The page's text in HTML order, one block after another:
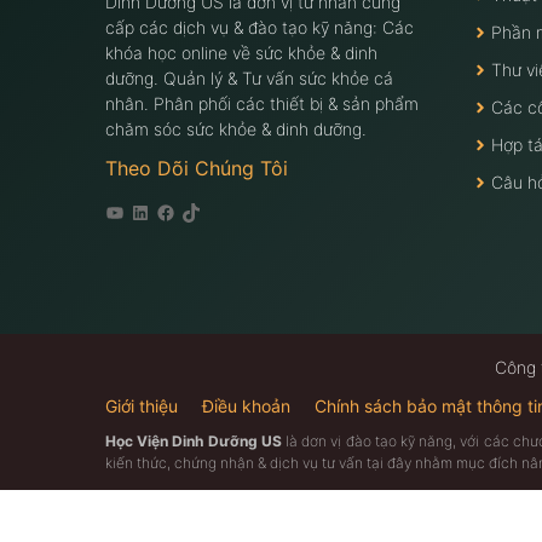
cấp các dịch vụ & đào tạo kỹ năng: Các
khóa học online về sức khỏe & dinh
dưỡng. Quản lý & Tư vấn sức khỏe cá
nhân. Phân phối các thiết bị & sản phẩm
chăm sóc sức khỏe & dinh dưỡng.
Theo Dõi Chúng Tôi
Youtube
Linkedin
Facebook
Tiktok
Phần
Thư
Các
Hợp
Câu
Công
Giới thiệu
Điều khoản Chính sách bảo mật thông
Học Viện Dinh Dưỡng USlà dơn vị đào tạo kỹ năng, với các
kiến thức, chứng nhận & dịch vụ tư vấn tại đây nhằm mục đích